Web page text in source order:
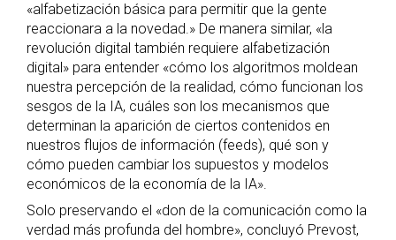
«alfabetización básica para permitir que la gente
reaccionara a la novedad.» De manera similar, «la
revolución digital también requiere alfabetización
digital» para entender «cómo los algoritmos moldean
nuestra percepción de la realidad, cómo funcionan los
sesgos de la IA, cuáles son los mecanismos que
determinan la aparición de ciertos contenidos en
nuestros flujos de información (feeds), qué son y
cómo pueden cambiar los supuestos y modelos
económicos de la economía de la IA».
Solo preservando el «don de la comunicación como la
verdad más profunda del hombre», concluyó Prevost,